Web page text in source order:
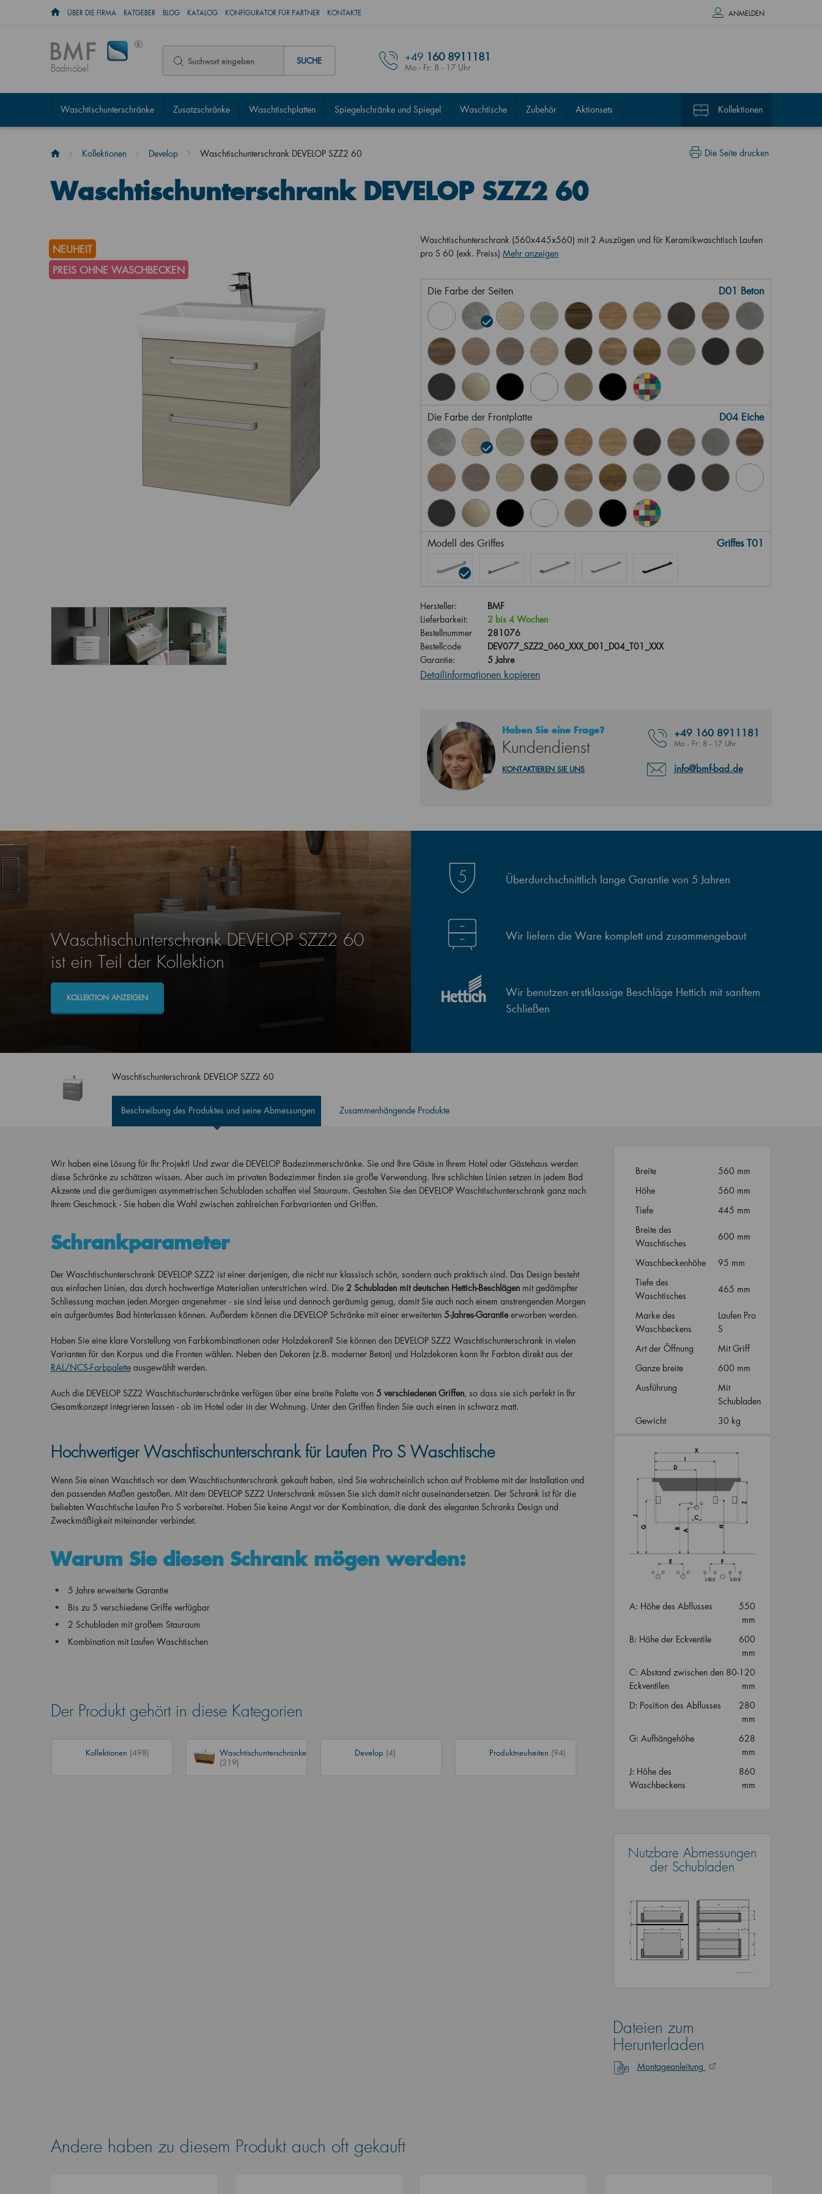
ÜBER DIE FIRMA RATGEBER BLOG KATALOG KONFIGURATOR FÜR PARTNER KONTAKTE ANMELDEN
Badmöbel
SUCHE +49 160 8911181
Mo - Fr: 8 - 17 Uhr
Waschtischunterschränke Zusatzschränke Waschtischplatten Spiegelschränke und Spiegel Waschtische Zubehör Aktionsets Kollektionen
Die Seite drucken
Kollektionen Develop Waschtischunterschrank DEVELOP SZZ2 60
Waschtischunterschrank DEVELOP SZZ2 60
NEUHEIT
PREIS OHNE WASCHBECKEN
Waschtischunterschrank (560x445x560) mit 2 Auszügen und für Keramikwaschtisch Laufen
pro S 60 (exk. Preiss) Mehr anzeigen
Die Farbe der Seiten D01 Beton
Die Farbe der Frontplatte D04 Eiche
Modell des Griffes Griffes T01
Hersteller:
BMF
Lieferbarkeit:
2 bis 4 Wochen
Bestellnummer
281076
Bestellcode
DEV077_SZZ2_060_XXX_D01_D04_T01_XXX
Garantie:
5 Jahre
Detailinformationen kopieren
Haben Sie eine Frage?
Kundendienst
+49 160 8911181
Mo - Fr: 8 - 17 Uhr
info@bmf-bad.de
KONTAKTIEREN SIE UNS
Waschtischunterschrank DEVELOP SZZ2 60
ist ein Teil der Kollektion
KOLLEKTION ANZEIGEN
Überdurchschnittlich lange Garantie von 5 Jahren
Wir liefern die Ware komplett und zusammengebaut
Wir benutzen erstklassige Beschläge Hettich mit sanftem
Schließen
Waschtischunterschrank DEVELOP SZZ2 60
Beschreibung des Produktes und seine Abmessungen Zusammenhängende Produkte
Wir haben eine Lösung für Ihr Projekt! Und zwar die DEVELOP Badezimmerschränke. Sie und Ihre Gäste in Ihrem Hotel oder Gästehaus werden
diese Schränke zu schätzen wissen. Aber auch im privaten Badezimmer finden sie große Verwendung. Ihre schlichten Linien setzen in jedem Bad
Akzente und die geräumigen asymmetrischen Schubladen schaffen viel Stauraum. Gestalten Sie den DEVELOP Waschtischunterschrank ganz nach
Ihrem Geschmack - Sie haben die Wahl zwischen zahlreichen Farbvarianten und Griffen.
Schrankparameter
Der Waschtischunterschrank DEVELOP SZZ2 ist einer derjenigen, die nicht nur klassisch schön, sondern auch praktisch sind. Das Design besteht
aus einfachen Linien, das durch hochwertige Materialien unterstrichen wird. Die 2 Schubladen mit deutschen Hettich-Beschlägenmit gedämpfter
Schliessung machen jeden Morgen angenehmer - sie sind leise und dennoch geräumig genug, damit Sie auch nach einem anstrengenden Morgen
ein aufgeräumtes Bad hinterlassen können. Außerdem können die DEVELOP Schränke mit einer erweiterten 5-Jahres-Garantieerworben werden.
Haben Sie eine klare Vorstellung von Farbkombinationen oder Holzdekoren? Sie können den DEVELOP SZZ2 Waschtischunterschrank in vielen
Varianten für den Korpus und die Fronten wählen. Neben den Dekoren (z.B. moderner Beton) und Holzdekoren kann Ihr Farbton direkt aus der
RAL/NCS-Farbpaletteausgewählt werden.
Auch die DEVELOP SZZ2 Waschtischunterschränke verfügen über eine breite Palette von 5 verschiedenen Griffen, so dass sie sich perfekt in Ihr
Gesamtkonzept integrieren lassen - ob im Hotel oder in der Wohnung. Unter den Griffen finden Sie auch einen in schwarz matt.
Hochwertiger Waschtischunterschrank für Laufen Pro S Waschtische
Wenn Sie einen Waschtisch vor dem Waschtischunterschrank gekauft haben, sind Sie wahrscheinlich schon auf Probleme mit der Installation und
den passenden Maßen gestoßen. Mit dem DEVELOP SZZ2 Unterschrank müssen Sie sich damit nicht auseinandersetzen. Der Schrank ist für die
beliebten Waschtische Laufen Pro S vorbereitet. Haben Sie keine Angst vor der Kombination, die dank des eleganten Schranks Design und
Zweckmäßigkeit miteinander verbindet.
Warum Sie diesen Schrank mögen werden:
5 Jahre erweiterte Garantie
Bis zu 5 verschiedene Griffe verfügbar
2 Schubladen mit großem Stauraum
Kombination mit Laufen Waschtischen
Der Produkt gehört in diese Kategorien
Kollektionen (498)
Waschtischunterschränke
(219)
Develop (4) Produktneuheiten (94)
Breite
560 mm
Höhe
560 mm
Tiefe
445 mm
Breite des
Waschtisches
600 mm
Waschbeckenhöhe
95 mm
Tiefe des
Waschtisches
465 mm
Marke des
Waschbeckens
Laufen Pro
S
Art der Öffnung
Mit Griff
Ganze breite
600 mm
Ausführung
Mit
Schubladen
Gewicht
30 kg
A: Höhe des Abflusses
550
mm
B: Höhe der Eckventile
600
mm
C: Abstand zwischen den
Eckventilen
80-120
mm
D: Position des Abflusses
280
mm
G: Aufhängehöhe
628
mm
J: Höhe des
Waschbeckens
860
mm
Nutzbare Abmessungen
der Schubladen
Dateien zum
Herunterladen
Montageanleitung
Andere haben zu diesem Produkt auch oft gekauft